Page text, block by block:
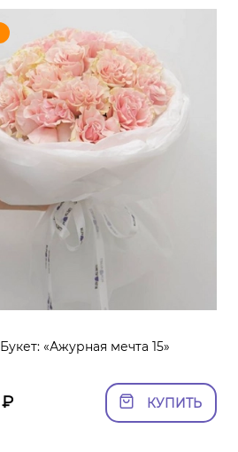
Букет: «Ажурная мечта 15»
₽ КУПИТЬ